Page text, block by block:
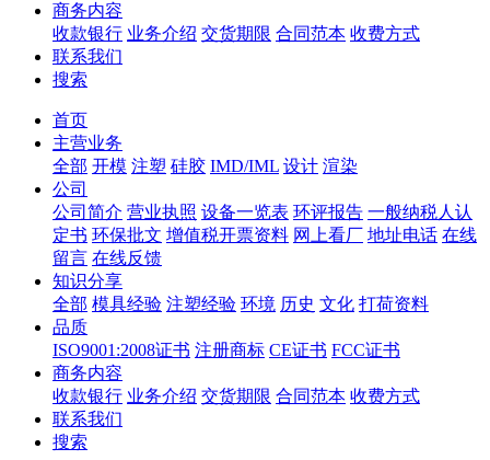
商务内容
收款银行 业务介绍 交货期限 合同范本 收费方式
联系我们
搜索
首页
主营业务
全部 开模 注塑 硅胶 IMD/IML 设计 渲染
公司
公司简介 营业执照 设备一览表 环评报告 一般纳税人认
定书 环保批文 增值税开票资料 网上看厂 地址电话 在线
留言 在线反馈
知识分享
全部 模具经验 注塑经验 环境 历史 文化 打荷资料
品质
ISO9001:2008证书 注册商标 CE证书 FCC证书
商务内容
收款银行 业务介绍 交货期限 合同范本 收费方式
联系我们
搜索